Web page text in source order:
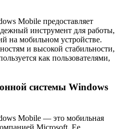
Mobile предоставляет
инструмент для работы,
на мобильном устройстве.
и высокой стабильности,
как пользователями,
системы Windows
Mobile — это мобильная
Microsoft. Ее